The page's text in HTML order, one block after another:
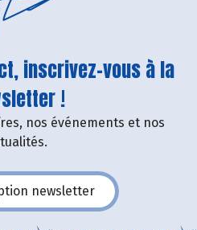
inscrivez-vous à la
!
nos événements et nos
newsletter